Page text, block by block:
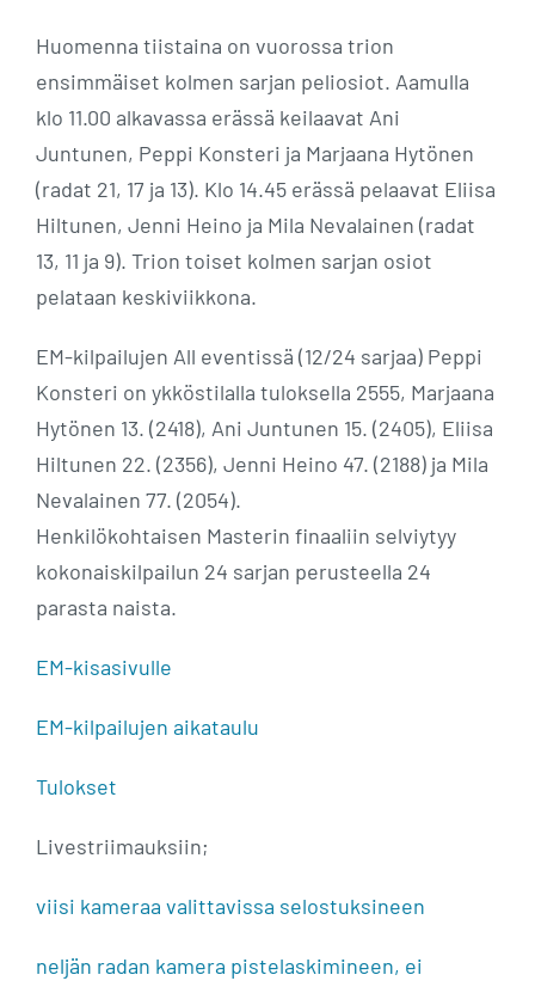
Huomenna tiistaina on vuorossa trion
ensimmäiset kolmen sarjan peliosiot. Aamulla
klo 11.00 alkavassa erässä keilaavat Ani
Juntunen, Peppi Konsteri ja Marjaana Hytönen
(radat 21, 17 ja 13). Klo 14.45 erässä pelaavat Eliisa
Hiltunen, Jenni Heino ja Mila Nevalainen (radat
13, 11 ja 9). Trion toiset kolmen sarjan osiot
pelataan keskiviikkona.
EM-kilpailujen All eventissä (12/24 sarjaa) Peppi
Konsteri on ykköstilalla tuloksella 2555, Marjaana
Hytönen 13. (2418), Ani Juntunen 15. (2405), Eliisa
Hiltunen 22. (2356), Jenni Heino 47. (2188) ja Mila
Nevalainen 77. (2054).
Henkilökohtaisen Masterin finaaliin selviytyy
kokonaiskilpailun 24 sarjan perusteella 24
parasta naista.
EM-kisasivulle
EM-kilpailujen aikataulu
Tulokset
Livestriimauksiin;
viisi kameraa valittavissa selostuksineen
neljän radan kamera pistelaskimineen, ei